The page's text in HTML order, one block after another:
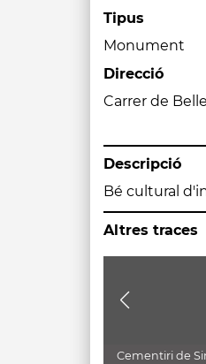
Tipus
Monument
Direcció
Carrer de
Descripció
Bé cultural
Altres traces
Cementiri de